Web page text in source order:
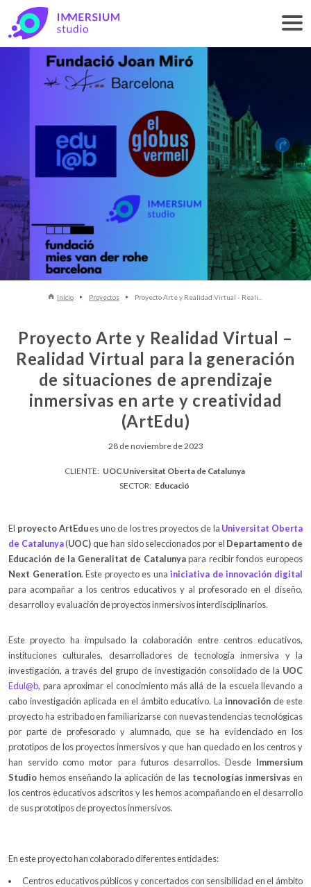
Inicio Proyectos Proyecto Arte y Realidad Virtual - Reali...
Proyecto Arte y Realidad Virtual –
Realidad Virtual para la generación
de situaciones de aprendizaje
inmersivas en arte y creatividad
(ArtEdu)
28 de noviembre de 2023
CLIENTE: UOC Universitat Oberta de Catalunya
SECTOR: Educació
El proyecto ArtEdues uno de los tres proyectos de la Universitat Oberta
de Catalunya(UOC)que han sido seleccionados por el Departamento de
Educación de la Generalitat de Catalunyapara recibir fondos europeos
Next Generation. Este proyecto es una iniciativa de innovación digital
para acompañar a los centros educativos y al profesorado en el diseño,
desarrollo y evaluación de proyectos inmersivos interdisciplinarios.
Este proyecto ha impulsado la colaboración entre centros educativos,
instituciones culturales, desarrolladores de tecnología inmersiva y la
investigación, a través del grupo de investigación consolidado de la UOC
Edul@b, para aproximar el conocimiento más allá de la escuela llevando a
cabo investigación aplicada en el ámbito educativo. La innovación de este
proyecto ha estribado en familiarizarse con nuevas tendencias tecnológicas
por parte de profesorado y alumnado, que se ha evidenciado en los
prototipos de los proyectos inmersivos y que han quedado en los centros y
han servido como motor para futuros desarrollos. Desde Immersium
Studio hemos enseñando la aplicación de las tecnologías inmersivas en
los centros educativos adscritos y les hemos acompañando en el desarrollo
de sus prototipos de proyectos inmersivos.
En este proyecto han colaborado diferentes entidades:
Centros educativos públicos y concertados con sensibilidad en el ámbito